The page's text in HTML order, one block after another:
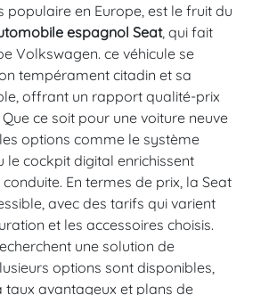
populaire en Europe, est le fruit du
espagnol Seat, qui fait
Volkswagen. ce véhicule se
tempérament citadin et sa
offrant un rapport qualité-prix
ce soit pour une voiture neuve
options comme le système
le cockpit digital enrichissent
En termes de prix, la Seat
avec des tarifs qui varient
et les accessoires choisis.
une solution de
options sont disponibles,
taux avantageux et plans de